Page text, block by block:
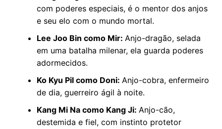
com poderes especiais, é o mentor dos anjos
e seu elo com o mundo mortal.
Lee Joo Bin como Mir: Anjo-dragão, selada
em uma batalha milenar, ela guarda poderes
adormecidos.
Ko Kyu Pil como Doni: Anjo-cobra, enfermeiro
de dia, guerreiro ágil à noite.
Kang Mi Na como Kang Ji: Anjo-cão,
destemida e fiel, com instinto protetor